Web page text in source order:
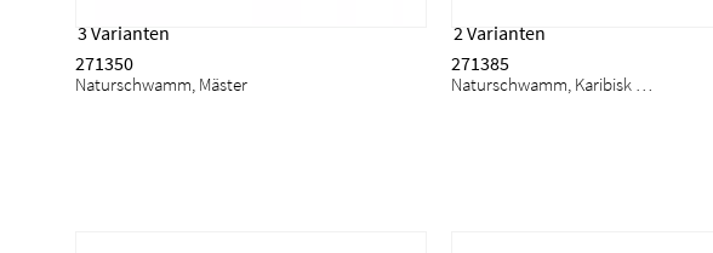
Naturschwamm, Mäster
271350
3 Varianten
Naturschwamm, Karibisk Mäster
271385
2 Varianten